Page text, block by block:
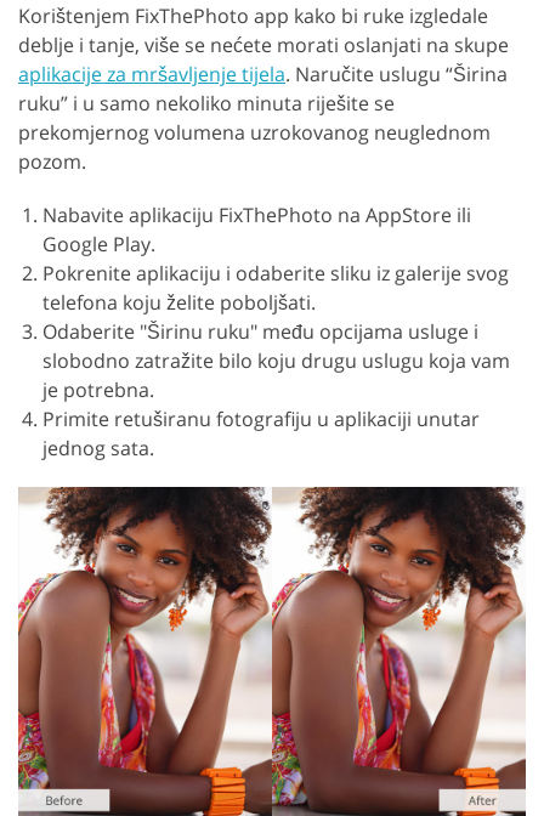
Korištenjem FixThePhoto app kako bi ruke izgledale
deblje i tanje, više se nećete morati oslanjati na skupe
aplikacije za mršavljenje tijela. Naručite uslugu “Širina
ruku” i u samo nekoliko minuta riješite se
prekomjernog volumena uzrokovanog neuglednom
pozom.
Nabavite aplikaciju FixThePhoto na AppStore ili
Google Play.
Pokrenite aplikaciju i odaberite sliku iz galerije svog
telefona koju želite poboljšati.
Odaberite "Širinu ruku" među opcijama usluge i
slobodno zatražite bilo koju drugu uslugu koja vam
je potrebna.
Primite retuširanu fotografiju u aplikaciji unutar
jednog sata.